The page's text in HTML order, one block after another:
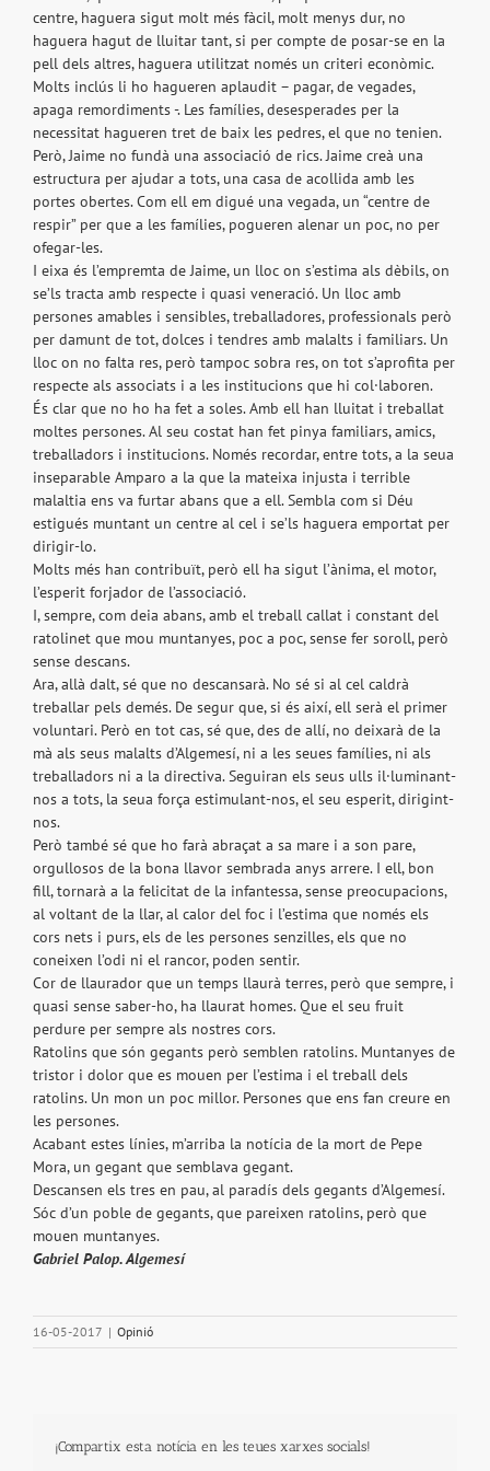
centre, haguera sigut molt més fàcil, molt menys dur, no
haguera hagut de lluitar tant, si per compte de posar-se en la
pell dels altres, haguera utilitzat només un criteri econòmic.
Molts inclús li ho hagueren aplaudit – pagar, de vegades,
apaga remordiments -. Les famílies, desesperades per la
necessitat hagueren tret de baix les pedres, el que no tenien.
Però, Jaime no fundà una associació de rics. Jaime creà una
estructura per ajudar a tots, una casa de acollida amb les
portes obertes. Com ell em digué una vegada, un “centre de
respir” per que a les famílies, pogueren alenar un poc, no per
ofegar-les.
I eixa és l’empremta de Jaime, un lloc on s’estima als dèbils, on
se’ls tracta amb respecte i quasi veneració. Un lloc amb
persones amables i sensibles, treballadores, professionals però
per damunt de tot, dolces i tendres amb malalts i familiars. Un
lloc on no falta res, però tampoc sobra res, on tot s’aprofita per
respecte als associats i a les institucions que hi col·laboren.
És clar que no ho ha fet a soles. Amb ell han lluitat i treballat
moltes persones. Al seu costat han fet pinya familiars, amics,
treballadors i institucions. Només recordar, entre tots, a la seua
inseparable Amparo a la que la mateixa injusta i terrible
malaltia ens va furtar abans que a ell. Sembla com si Déu
estigués muntant un centre al cel i se’ls haguera emportat per
dirigir-lo.
Molts més han contribuït, però ell ha sigut l’ànima, el motor,
l’esperit forjador de l’associació.
I, sempre, com deia abans, amb el treball callat i constant del
ratolinet que mou muntanyes, poc a poc, sense fer soroll, però
sense descans.
Ara, allà dalt, sé que no descansarà. No sé si al cel caldrà
treballar pels demés. De segur que, si és així, ell serà el primer
voluntari. Però en tot cas, sé que, des de allí, no deixarà de la
mà als seus malalts d’Algemesí, ni a les seues famílies, ni als
treballadors ni a la directiva. Seguiran els seus ulls il·luminant-
nos a tots, la seua força estimulant-nos, el seu esperit, dirigint-
nos.
Però també sé que ho farà abraçat a sa mare i a son pare,
orgullosos de la bona llavor sembrada anys arrere. I ell, bon
fill, tornarà a la felicitat de la infantessa, sense preocupacions,
al voltant de la llar, al calor del foc i l’estima que només els
cors nets i purs, els de les persones senzilles, els que no
coneixen l’odi ni el rancor, poden sentir.
Cor de llaurador que un temps llaurà terres, però que sempre, i
quasi sense saber-ho, ha llaurat homes. Que el seu fruit
perdure per sempre als nostres cors.
Ratolins que són gegants però semblen ratolins. Muntanyes de
tristor i dolor que es mouen per l’estima i el treball dels
ratolins. Un mon un poc millor. Persones que ens fan creure en
les persones.
Acabant estes línies, m’arriba la notícia de la mort de Pepe
Mora, un gegant que semblava gegant.
Descansen els tres en pau, al paradís dels gegants d’Algemesí.
Sóc d’un poble de gegants, que pareixen ratolins, però que
mouen muntanyes.
Gabriel Palop. Algemesí
16-05-2017 | Opinió
¡Compartix esta notícia en les teues xarxes socials!